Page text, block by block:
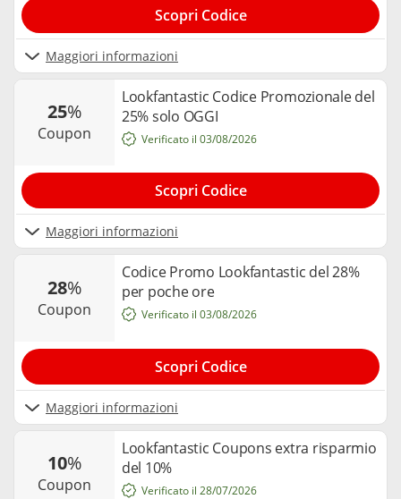
Maggiori informazioni
Scopri Codice
25%
coupon
Lookfantastic Codice Promozionale del
25% solo OGGI
Maggiori informazioni
Verificato il 03/08/2026
Scopri Codice
28%
coupon
Codice Promo Lookfantastic del 28%
per poche ore
Maggiori informazioni
Verificato il 03/08/2026
Scopri Codice
10%
coupon
Lookfantastic Coupons extra risparmio
del 10%
Verificato il 28/07/2026